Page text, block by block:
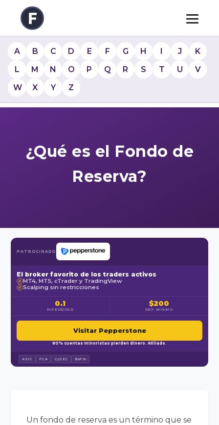
A B C D E F G H I J
K
L
M N O P Q R S T U
V
W
X Y Z
¿Qué es el Fondo de
Reserva?
PATROCINADO
El broker favorito de los traders activos
✓ MT4, MT5, cTrader y TradingView
✓ Scalping sin restricciones
0.1
PIP EUR/USD
$200
DEP. MÍNIMO
Visitar Pepperstone
80% cuentas minoristas pierden dinero. Afiliado.
ASIC FCA CySEC BaFin
Un fondo de reserva es un término que se